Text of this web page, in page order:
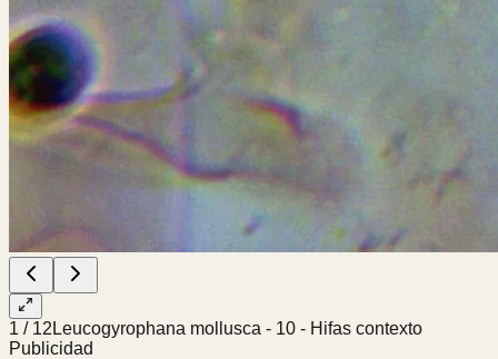
1 / 12 Leucogyrophana mollusca - 10 - Hifas contexto
Publicidad